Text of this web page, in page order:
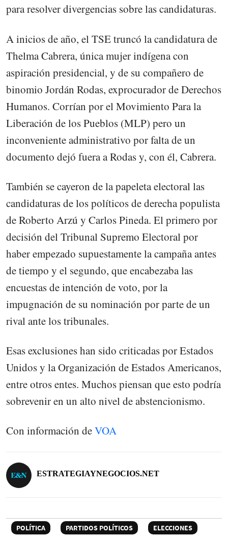
para resolver divergencias sobre las candidaturas.
A inicios de año, el TSE truncó la candidatura de
Thelma Cabrera, única mujer indígena con
aspiración presidencial, y de su compañero de
binomio Jordán Rodas, exprocurador de Derechos
Humanos. Corrían por el Movimiento Para la
Liberación de los Pueblos (MLP) pero un
inconveniente administrativo por falta de un
documento dejó fuera a Rodas y, con él, Cabrera.
También se cayeron de la papeleta electoral las
candidaturas de los políticos de derecha populista
de Roberto Arzú y Carlos Pineda. El primero por
decisión del Tribunal Supremo Electoral por
haber empezado supuestamente la campaña antes
de tiempo y el segundo, que encabezaba las
encuestas de intención de voto, por la
impugnación de su nominación por parte de un
rival ante los tribunales.
Esas exclusiones han sido criticadas por Estados
Unidos y la Organización de Estados Americanos,
entre otros entes. Muchos piensan que esto podría
sobrevenir en un alto nivel de abstencionismo.
Con información deVOA
ESTRATEGIAYNEGOCIOS.NET
POLÍTICA PARTIDOS POLÍTICOS
ELECCIONES